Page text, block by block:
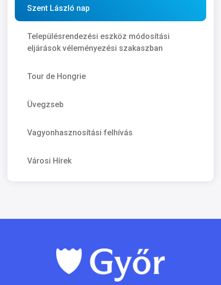
Szent László nap
Településrendezési eszköz módosítási
eljárások véleményezési szakaszban
Tour de Hongrie
Üvegzseb
Vagyonhasznosítási felhívás
Városi Hírek